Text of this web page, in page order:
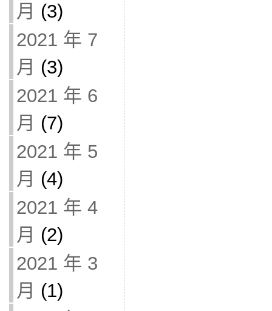
月 (3)
2021 年 7
月 (3)
2021 年 6
月 (7)
2021 年 5
月 (4)
2021 年 4
月 (2)
2021 年 3
月 (1)